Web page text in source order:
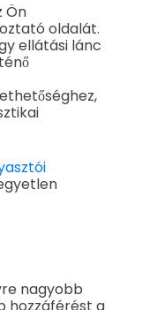
Ön
oldalát.
ellátási lánc
nagyobb